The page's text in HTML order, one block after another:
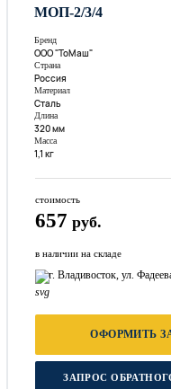
МОП-2/3/4
Бренд
ООО "ТоМаш"
Страна
Россия
Материал
Сталь
Длина
320 мм
Масса
1,1 кг
стоимость
657 руб.
в наличии на складе
г. Владивосток, ул.
ОФОРМИТЬ
ЗАПРОС